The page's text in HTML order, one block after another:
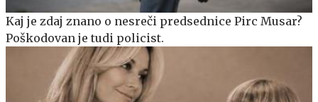
Kaj je zdaj znano o nesreči predsednice Pirc Musar?
Poškodovan je tudi policist.